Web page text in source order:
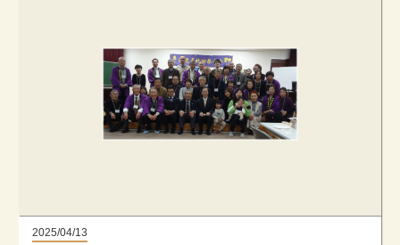
2025/04/13